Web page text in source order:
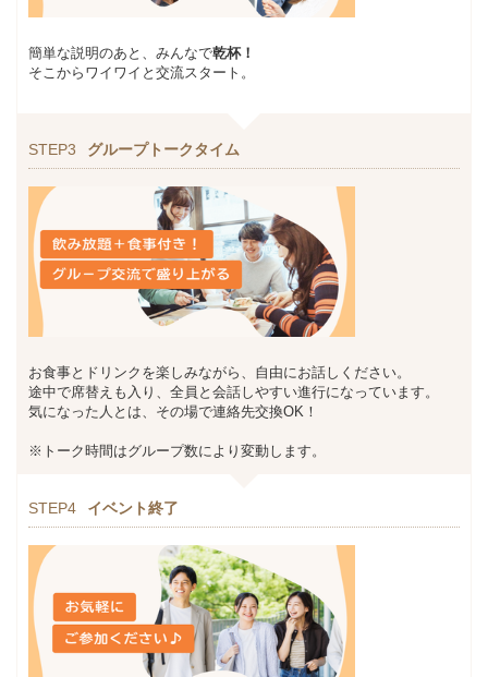
簡単な説明のあと、みんなで乾杯！
そこからワイワイと交流スタート。
STEP3 グループトークタイム
お食事とドリンクを楽しみながら、自由にお話しください。
途中で席替えも入り、全員と会話しやすい進行になっています。
気になった人とは、その場で連絡先交換OK！
※トーク時間はグループ数により変動します。
STEP4 イベント終了